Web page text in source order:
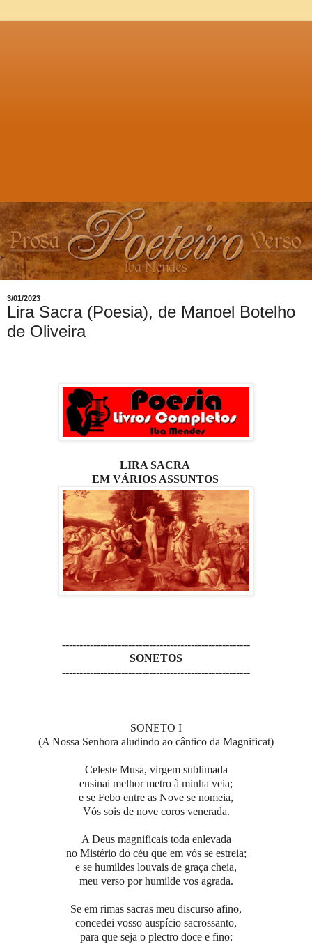
3/01/2023
Lira Sacra (Poesia), de Manoel Botelho
de Oliveira
LIRA SACRA
EM VÁRIOS ASSUNTOS
------------------------------------------------------
SONETOS
------------------------------------------------------
SONETO I
(A Nossa Senhora aludindo ao cântico da Magnificat)
Celeste Musa, virgem sublimada
ensinai melhor metro à minha veia;
e se Febo entre as Nove se nomeia,
Vós sois de nove coros venerada.
A Deus magnificais toda enlevada
no Mistério do céu que em vós se estreia;
e se humildes louvais de graça cheia,
meu verso por humilde vos agrada.
Se em rimas sacras meu discurso afino,
concedei vosso auspício sacrossanto,
para que seja o plectro doce e fino: